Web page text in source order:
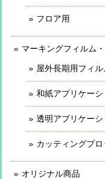
フロア用
マーキングフィルム
屋外長期用フィル
和紙アプリケーシ
透明アプリケーシ
カッティングプ
オリジナル商品